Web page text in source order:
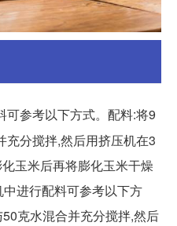
可参考以下方式。配料:将9
分搅拌,然后用挤压机在3
玉米后再将膨化玉米干燥
进行配料可参考以下方
克水混合并充分搅拌,然后